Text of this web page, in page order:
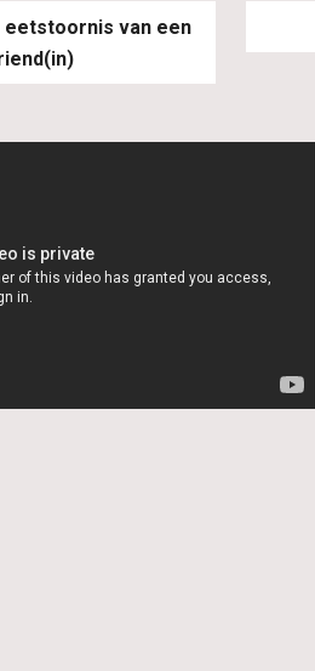
van een